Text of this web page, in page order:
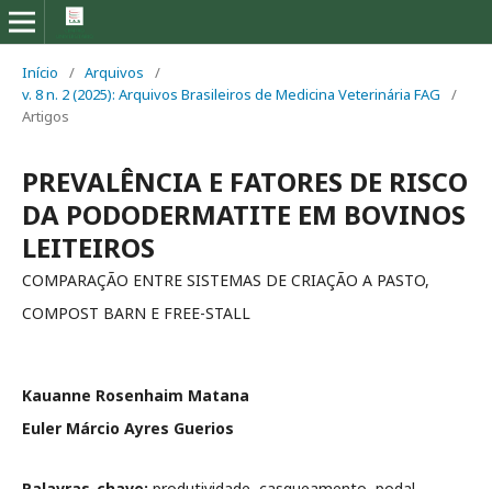
Início / Arquivos
/
v. 8 n. 2 (2025): Arquivos Brasileiros de Medicina Veterinária FAG
/
Artigos
PREVALÊNCIA E FATORES DE RISCO
DA PODODERMATITE EM BOVINOS
LEITEIROS
COMPARAÇÃO ENTRE SISTEMAS DE CRIAÇÃO A PASTO,
COMPOST BARN E FREE-STALL
Kauanne Rosenhaim Matana
Euler Márcio Ayres Guerios